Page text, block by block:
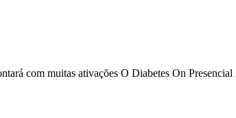
com muitas ativações O Diabetes On